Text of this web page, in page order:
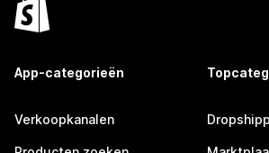
App-categorieën
Verkoopkanalen